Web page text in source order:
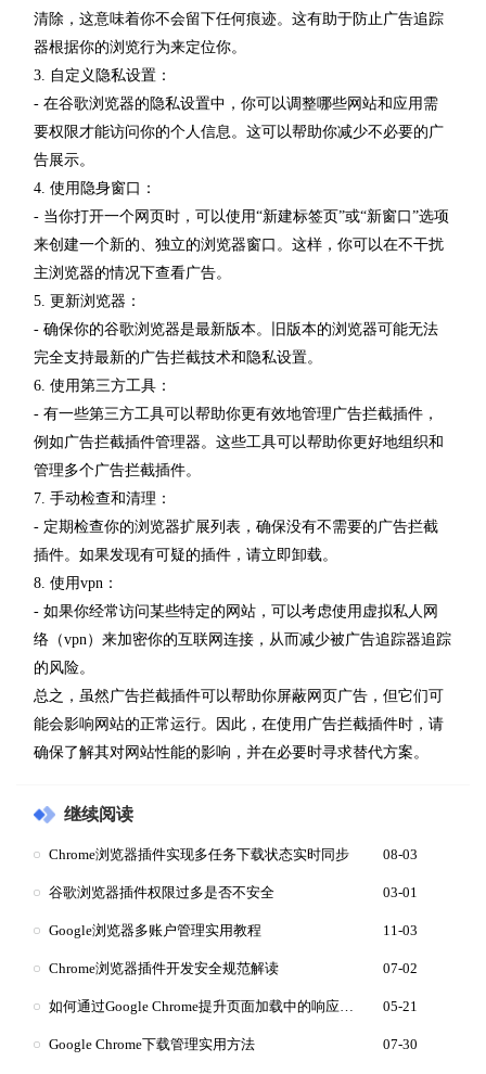
清除，这意味着你不会留下任何痕迹。这有助于防止广告追踪
器根据你的浏览行为来定位你。
3. 自定义隐私设置：
- 在谷歌浏览器的隐私设置中，你可以调整哪些网站和应用需
要权限才能访问你的个人信息。这可以帮助你减少不必要的广
告展示。
4. 使用隐身窗口：
- 当你打开一个网页时，可以使用“新建标签页”或“新窗口”选项
来创建一个新的、独立的浏览器窗口。这样，你可以在不干扰
主浏览器的情况下查看广告。
5. 更新浏览器：
- 确保你的谷歌浏览器是最新版本。旧版本的浏览器可能无法
完全支持最新的广告拦截技术和隐私设置。
6. 使用第三方工具：
- 有一些第三方工具可以帮助你更有效地管理广告拦截插件，
例如广告拦截插件管理器。这些工具可以帮助你更好地组织和
管理多个广告拦截插件。
7. 手动检查和清理：
- 定期检查你的浏览器扩展列表，确保没有不需要的广告拦截
插件。如果发现有可疑的插件，请立即卸载。
8. 使用vpn：
- 如果你经常访问某些特定的网站，可以考虑使用虚拟私人网
络（vpn）来加密你的互联网连接，从而减少被广告追踪器追踪
的风险。
总之，虽然广告拦截插件可以帮助你屏蔽网页广告，但它们可
能会影响网站的正常运行。因此，在使用广告拦截插件时，请
确保了解其对网站性能的影响，并在必要时寻求替代方案。
继续阅读
Chrome浏览器插件实现多任务下载状态实时同步 08-03
谷歌浏览器插件权限过多是否不安全 03-01
Google浏览器多账户管理实用教程 11-03
Chrome浏览器插件开发安全规范解读 07-02
05-21
Google Chrome下载管理实用方法 07-30